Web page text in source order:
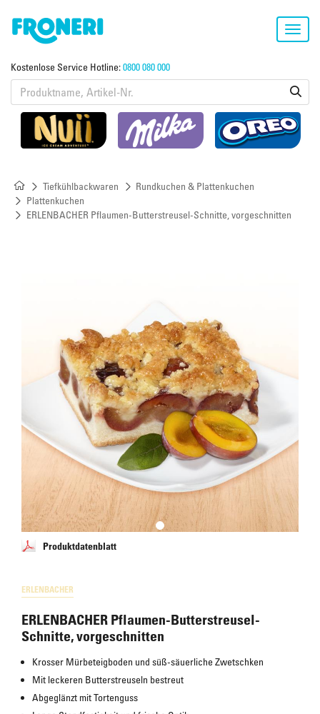
Kostenlose Service Hotline:0800 080 000
Tiefkühlbackwaren
Rundkuchen & Plattenkuchen
Plattenkuchen
ERLENBACHER Pflaumen-Butterstreusel-Schnitte, vorgeschnitten
Produktdatenblatt
ERLENBACHER
ERLENBACHER Pflaumen-Butterstreusel-
Schnitte, vorgeschnitten
Krosser Mürbeteigboden und süß-säuerliche Zwetschken
Mit leckeren Butterstreuseln bestreut
Abgeglänzt mit Tortenguss